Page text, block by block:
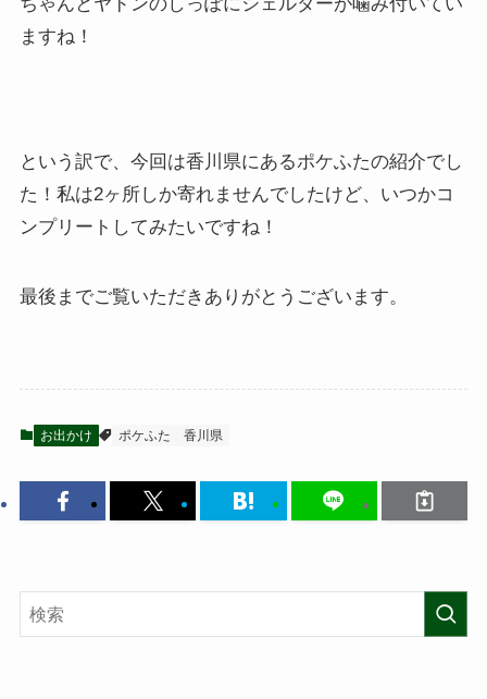
ちゃんとヤドンのしっぽにシェルダーが噛み付いてい
ますね！
という訳で、今回は香川県にあるポケふたの紹介でし
た！私は2ヶ所しか寄れませんでしたけど、いつかコ
ンプリートしてみたいですね！
最後までご覧いただきありがとうございます。
お出かけ ポケふた 香川県